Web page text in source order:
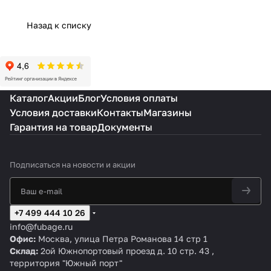
Назад к списку
КаталогАкцииБлогУсловия оплаты
Условия доставкиКонтактыМагазины
Гарантия на товарДокументы
Подписаться на новости и акции
+7 499 444 10 26
info@fubage.ru
Офис: Москва, улица Петра Романова 14 стр 1
Склад: 2ой Южнопортовый проезд д. 10 стр. 43 ,
территория "Южный порт"